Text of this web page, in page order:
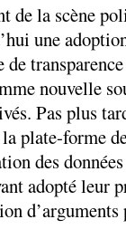
de la scène
une
de
nouvelle
Pas plus
plate-forme
des
adopté leur